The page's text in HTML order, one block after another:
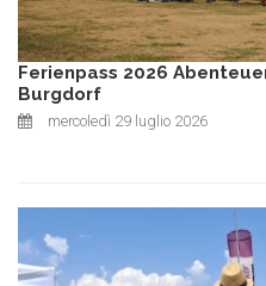
Ferienpass 2026
Burgdorf
mercoledì 29 luglio 2026